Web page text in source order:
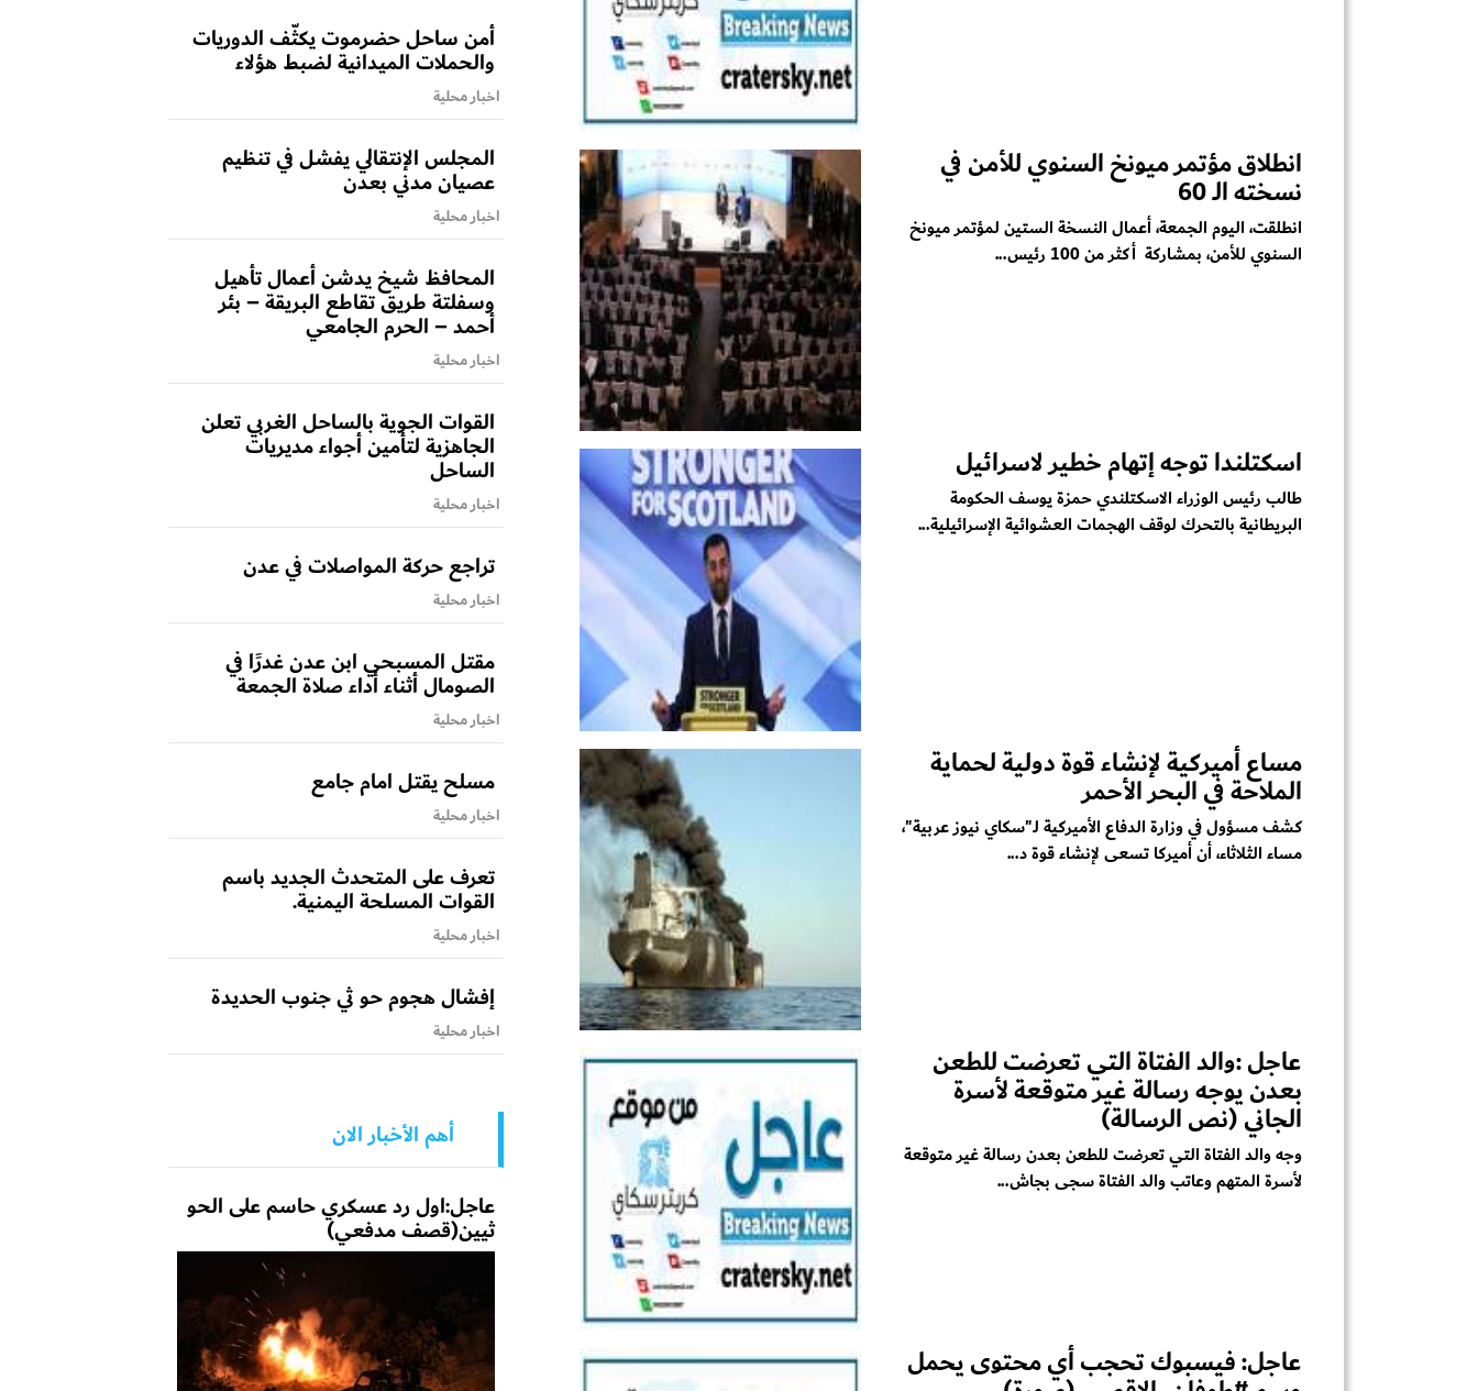
انطلاق مؤتمر ميونخ السنوي للأمن في
نسخته الـ 60
انطلقت، اليوم الجمعة، أعمال النسخة الستين لمؤتمر ميونخ
السنوي للأمن، بمشاركة أكثر من 100 رئيس...
اسكتلندا توجه إتهام خطير لاسرائيل
طالب رئيس الوزراء الاسكتلندي حمزة يوسف الحكومة
البريطانية بالتحرك لوقف الهجمات العشوائية الإسرائيلية...
مساع أميركية لإنشاء قوة دولية لحماية
الملاحة في البحر الأحمر
‏كشف مسؤول في وزارة الدفاع الأميركية لـ"سكاي نيوز عربية"،
مساء الثلاثاء، أن أميركا تسعى لإنشاء قوة د...
عاجل :والد الفتاة التي تعرضت للطعن
بعدن يوجه رسالة غير متوقعة لأسرة
الجاني (نص الرسالة)
وجه والد الفتاة التي تعرضت للطعن بعدن رسالة غير متوقعة
لأسرة المتهم وعاتب والد الفتاة سجى بجاش...
عاجل: فيسبوك تحجب أي محتوى يحمل
أمن ساحل حضرموت يكثّف الدوريات
والحملات الميدانية لضبط هؤلاء
اخبار محلية
المجلس الإنتقالي يفشل في تنظيم
عصيان مدني بعدن
اخبار محلية
المحافظ شيخ يدشن أعمال تأهيل
وسفلتة طريق تقاطع البريقة – بئر
أحمد – الحرم الجامعي
اخبار محلية
القوات الجوية بالساحل الغربي تعلن
الجاهزية لتأمين أجواء مديريات
الساحل
اخبار محلية
تراجع حركة المواصلات في عدن
اخبار محلية
مقتل المسبحي ابن عدن غدرًا في
الصومال أثناء أداء صلاة الجمعة
اخبار محلية
مسلح يقتل امام جامع
اخبار محلية
تعرف على المتحدث الجديد باسم
القوات المسلحة اليمنية.
اخبار محلية
إفشال هجوم حو ثي جنوب الحديدة
اخبار محلية
أهم الأخبار الان
عاجل:اول رد عسكري حاسم على الحو
ثيين(قصف مدفعي)